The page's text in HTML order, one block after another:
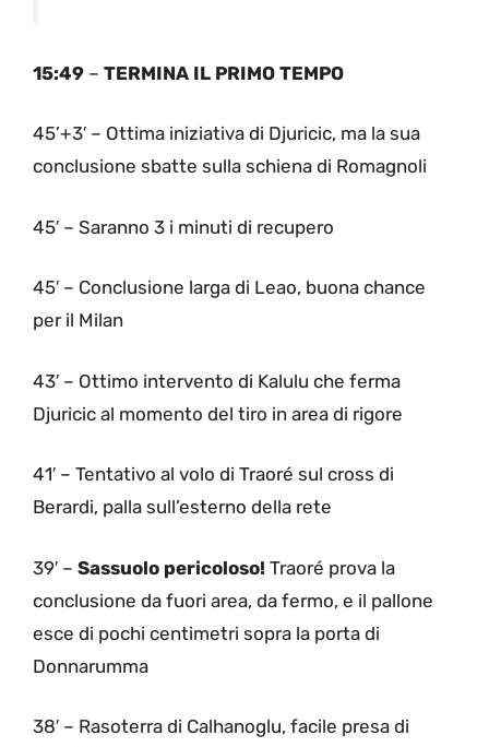
15:49 – TERMINA IL PRIMO TEMPO
45’+3′ – Ottima iniziativa di Djuricic, ma la sua
conclusione sbatte sulla schiena di Romagnoli
45′ – Saranno 3 i minuti di recupero
45′ – Conclusione larga di Leao, buona chance
per il Milan
43′ – Ottimo intervento di Kalulu che ferma
Djuricic al momento del tiro in area di rigore
41′ – Tentativo al volo di Traoré sul cross di
Berardi, palla sull’esterno della rete
39′ – Sassuolo pericoloso! Traoré prova la
conclusione da fuori area, da fermo, e il pallone
esce di pochi centimetri sopra la porta di
Donnarumma
38′ – Rasoterra di Calhanoglu, facile presa di